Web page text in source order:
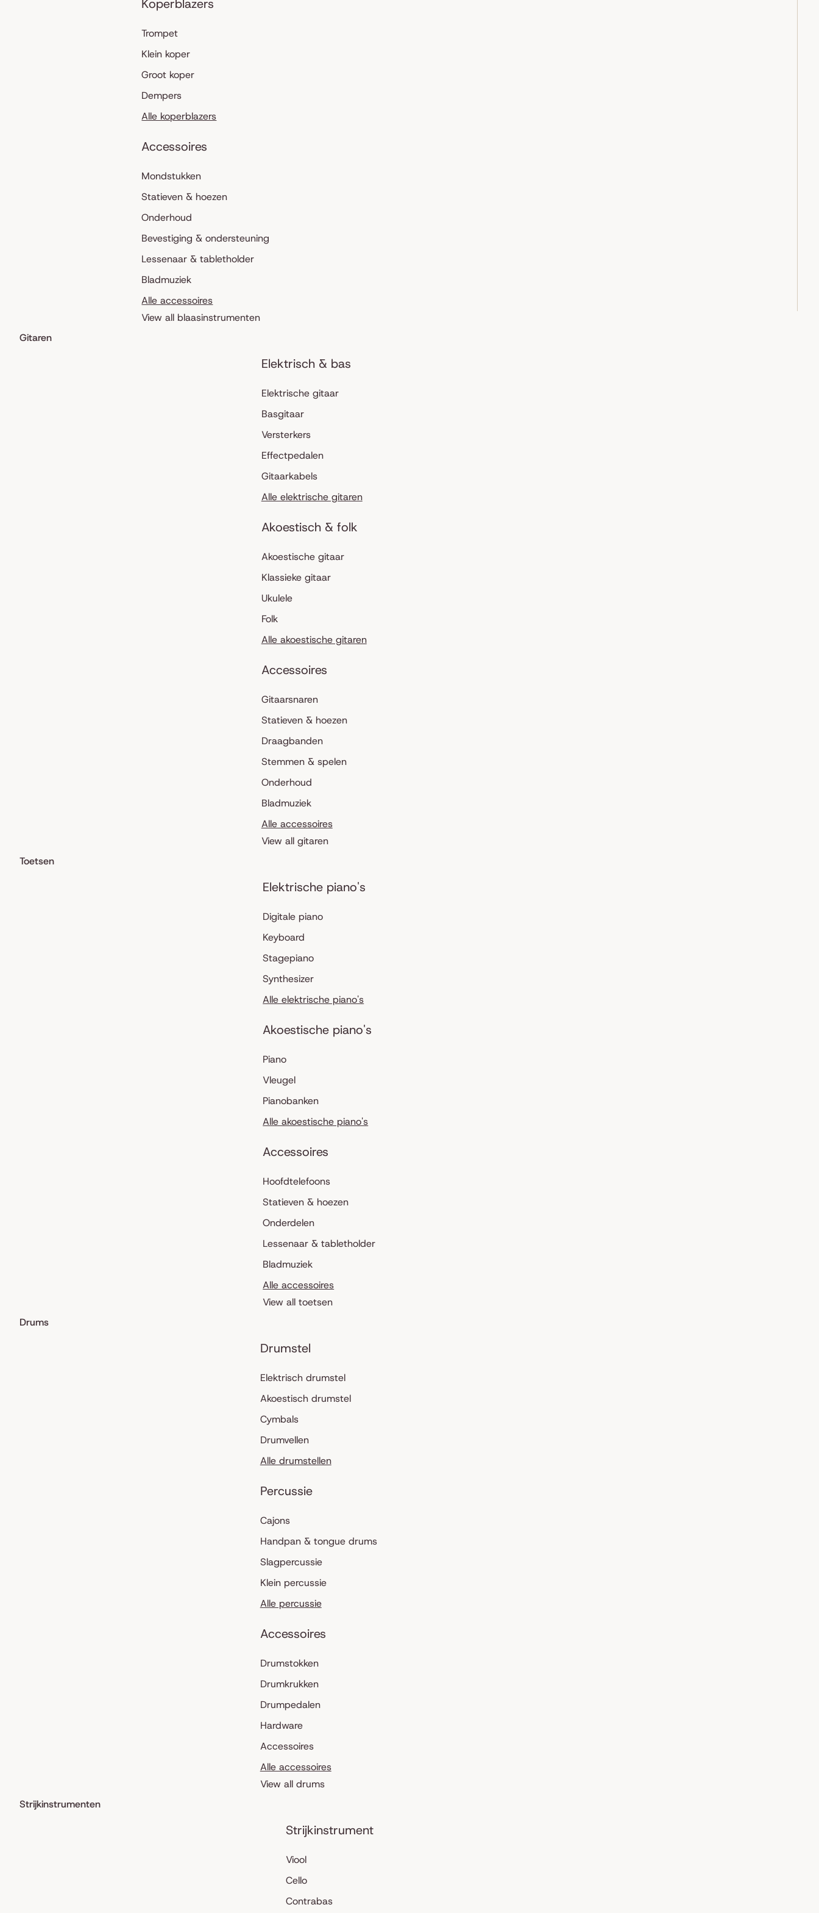
Koperblazers
Trompet
Klein koper
Groot koper
Dempers
Alle koperblazers
Accessoires
Mondstukken
Statieven & hoezen
Onderhoud
Bevestiging & ondersteuning
Lessenaar & tabletholder
Bladmuziek
Alle accessoires
View all blaasinstrumenten
Gitaren
Elektrisch & bas
Elektrische gitaar
Basgitaar
Versterkers
Effectpedalen
Gitaarkabels
Alle elektrische gitaren
Akoestisch & folk
Akoestische gitaar
Klassieke gitaar
Ukulele
Folk
Alle akoestische gitaren
Accessoires
Gitaarsnaren
Statieven & hoezen
Draagbanden
Stemmen & spelen
Onderhoud
Bladmuziek
Alle accessoires
View all gitaren
Toetsen
Elektrische piano's
Digitale piano
Keyboard
Stagepiano
Synthesizer
Alle elektrische piano's
Akoestische piano's
Piano
Vleugel
Pianobanken
Alle akoestische piano's
Accessoires
Hoofdtelefoons
Statieven & hoezen
Onderdelen
Lessenaar & tabletholder
Bladmuziek
Alle accessoires
View all toetsen
Drums
Drumstel
Elektrisch drumstel
Akoestisch drumstel
Cymbals
Drumvellen
Alle drumstellen
Percussie
Cajons
Handpan & tongue drums
Slagpercussie
Klein percussie
Alle percussie
Accessoires
Drumstokken
Drumkrukken
Drumpedalen
Hardware
Accessoires
Alle accessoires
View all drums
Strijkinstrumenten
Strijkinstrument
Viool
Cello
Contrabas